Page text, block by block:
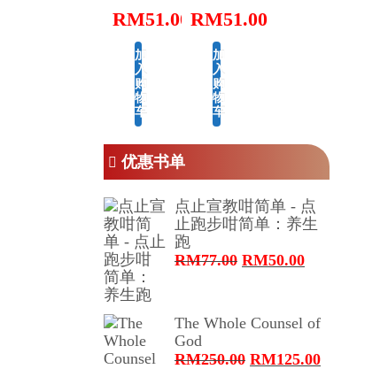
RM51.00
加
入
购
物
车
RM51.00
加
入
购
物
车
优惠书单
点止宣教咁简单 - 点
止跑步咁简单：养生
跑
RM77.00 原
RM77.00。
RM50.00当
格
RM50.00。
The Whole Counsel of
God
RM250.00 原
RM125.00当